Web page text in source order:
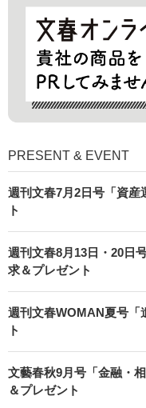
PRESENT & EVENT
週刊文春7月2日号「資産
ト
週刊文春8月13日・20日
求＆プレゼント
週刊文春WOMAN夏号「
ト
文藝春秋9月号「金融・
＆プレゼント